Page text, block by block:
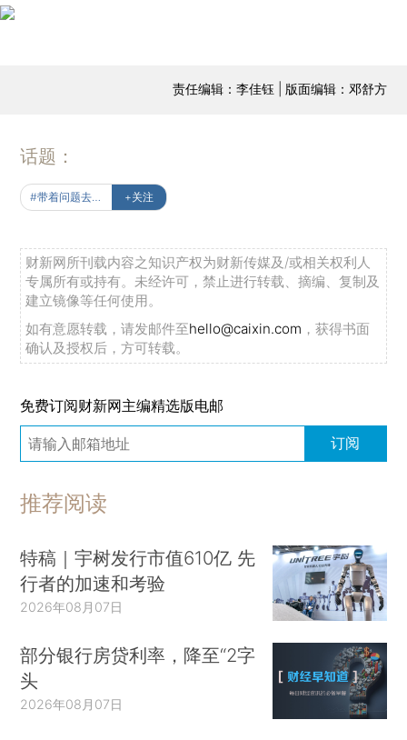
责任编辑：李佳钰 | 版面编辑：邓舒方
话题：
+关注
财新网所刊载内容之知识产权为财新传媒及/或相关权利人
专属所有或持有。未经许可，禁止进行转载、摘编、复制及
建立镜像等任何使用。
如有意愿转载，请发邮件至hello@caixin.com ，获得书面
确认及授权后，方可转载。
免费订阅财新网主编精选版电邮
订阅
推荐阅读
特稿｜宇树发行市值610亿 先
行者的加速和考验
2026年08月07日
部分银行房贷利率，降至“2字
头
2026年08月07日